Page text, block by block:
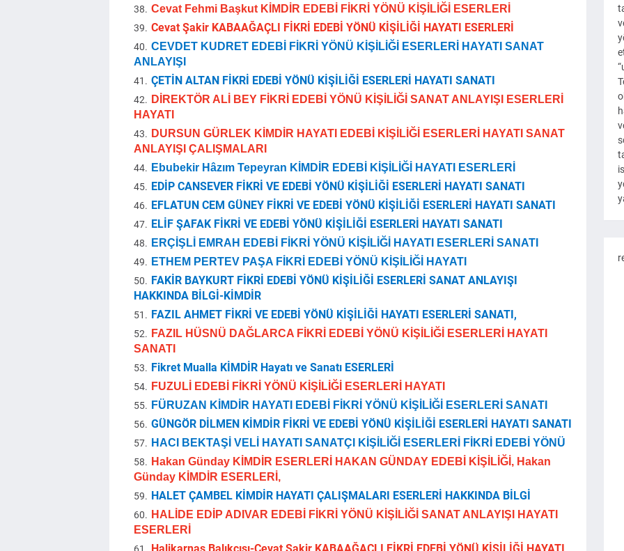
Cevat Fehmi Başkut KİMDİR EDEBİ FİKRİ YÖNÜ KİŞİLİĞİ ESERLERİ
Cevat Şakir KABAAĞAÇLI FİKRİ EDEBİ YÖNÜ KİŞİLİĞİ HAYATI ESERLERİ
CEVDET KUDRET EDEBİ FİKRİ YÖNÜ KİŞİLİĞİ ESERLERİ HAYATI SANAT
ANLAYIŞI
ÇETİN ALTAN FİKRİ EDEBİ YÖNÜ KİŞİLİĞİ ESERLERİ HAYATI SANATI
DİREKTÖR ALİ BEY FİKRİ EDEBİ YÖNÜ KİŞİLİĞİ SANAT ANLAYIŞI ESERLERİ
HAYATI
DURSUN GÜRLEK KİMDİR HAYATI EDEBİ KİŞİLİĞİ ESERLERİ HAYATI SANAT
ANLAYIŞI ÇALIŞMALARI
Ebubekir Hâzım Tepeyran KİMDİR EDEBİ KİŞİLİĞİ HAYATI ESERLERİ
EDİP CANSEVER FİKRİ VE EDEBİ YÖNÜ KİŞİLİĞİ ESERLERİ HAYATI SANATI
EFLATUN CEM GÜNEY FİKRİ VE EDEBİ YÖNÜ KİŞİLİĞİ ESERLERİ HAYATI SANATI
ELİF ŞAFAK FİKRİ VE EDEBİ YÖNÜ KİŞİLİĞİ ESERLERİ HAYATI SANATI
ERÇİŞLİ EMRAH EDEBİ FİKRİ YÖNÜ KİŞİLİĞİ HAYATI ESERLERİ SANATI
ETHEM PERTEV PAŞA FİKRİ EDEBİ YÖNÜ KİŞİLİĞİ HAYATI
FAKİR BAYKURT FİKRİ EDEBİ YÖNÜ KİŞİLİĞİ ESERLERİ SANAT ANLAYIŞI
HAKKINDA BİLGİ-KİMDİR
FAZIL AHMET FİKRİ VE EDEBİ YÖNÜ KİŞİLİĞİ HAYATI ESERLERİ SANATI,
FAZIL HÜSNÜ DAĞLARCA FİKRİ EDEBİ YÖNÜ KİŞİLİĞİ ESERLERİ HAYATI
SANATI
Fikret Mualla KİMDİR Hayatı ve Sanatı ESERLERİ
FUZULİ EDEBİ FİKRİ YÖNÜ KİŞİLİĞİ ESERLERİ HAYATI
FÜRUZAN KİMDİR HAYATI EDEBİ FİKRİ YÖNÜ KİŞİLİĞİ ESERLERİ SANATI
GÜNGÖR DİLMEN KİMDİR FİKRİ VE EDEBİ YÖNÜ KİŞİLİĞİ ESERLERİ HAYATI SANATI
HACI BEKTAŞİ VELİ HAYATI SANATÇI KİŞİLİĞİ ESERLERİ FİKRİ EDEBİ YÖNÜ
Hakan Günday KİMDİR ESERLERİ HAKAN GÜNDAY EDEBİ KİŞİLİĞİ, Hakan
Günday KİMDİR ESERLERİ,
HALET ÇAMBEL KİMDİR HAYATI ÇALIŞMALARI ESERLERİ HAKKINDA BİLGİ
HALİDE EDİP ADIVAR EDEBİ FİKRİ YÖNÜ KİŞİLİĞİ SANAT ANLAYIŞI HAYATI
ESERLERİ